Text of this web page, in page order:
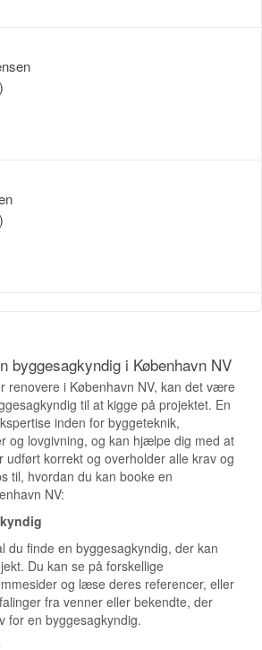
byggesagkyndig i København NV
renovere i København NV, kan det være
til at kigge på projektet. En
inden for byggeteknik,
og lovgivning, og kan hjælpe dig med at
udført korrekt og overholder alle krav og
til, hvordan du kan booke en
NV:
du finde en byggesagkyndig, der kan
Du kan se på forskellige
og læse deres referencer, eller
fra venner eller bekendte, der
for en byggesagkyndig.